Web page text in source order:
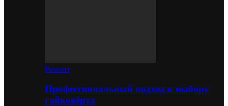
Ремонт
Профессиональный подход к выбору
гайковёрта